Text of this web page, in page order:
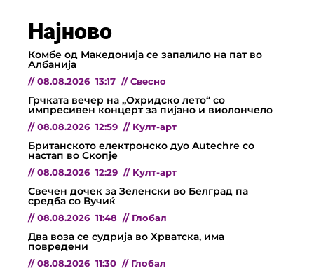
Најново
Комбе од Македонија се запалило на пат во
Албанија
// 08.08.2026 13:17 // Свесно
Грчката вечер на „Охридско лето“ со
импресивен концерт за пијано и виолончело
// 08.08.2026 12:59 // Култ-арт
Британското електронско дуо Autechre со
настап во Скопје
// 08.08.2026 12:29 // Култ-арт
Свечен дочек за Зеленски во Белград па
средба со Вучиќ
// 08.08.2026 11:48 // Глобал
Два воза се судрија во Хрватска, има
повредени
// 08.08.2026 11:30 // Глобал